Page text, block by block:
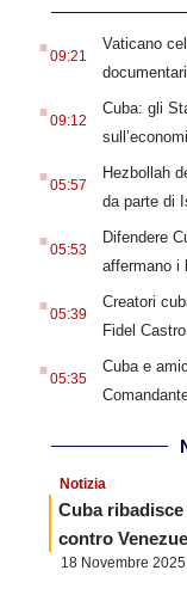
.09:21
Vaticano
.09:12
Cuba: gli
.05:57
Hezbollah
da parte di
.05:53
Difendere
affermano i
.05:39
Creatori
Fidel Castro
.05:35
Cuba e
Notizia
Cuba
contro
18 Novembre 2025